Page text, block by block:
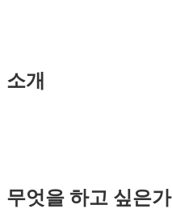
소개
무엇을 하고 싶은가